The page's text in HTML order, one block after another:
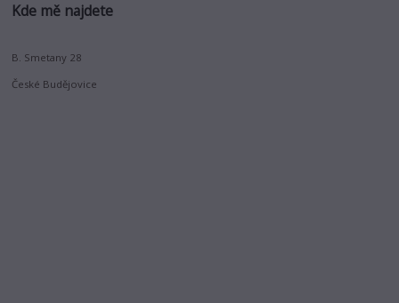
Kde mě najdete
B. Smetany 28
České Budějovice